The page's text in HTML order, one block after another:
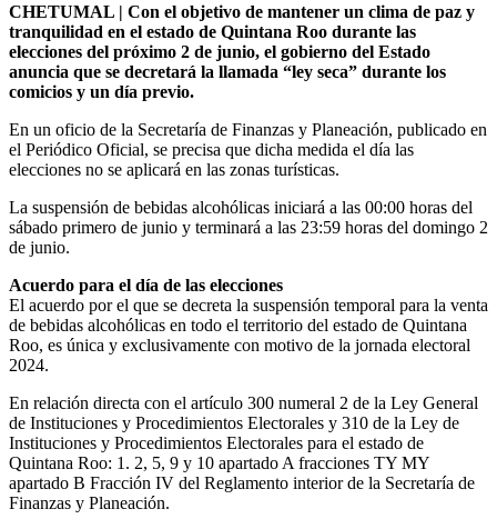
CHETUMAL | Con el objetivo de mantener un clima de paz y
tranquilidad en el estado de Quintana Roo durante las
elecciones del próximo 2 de junio, el gobierno del Estado
anuncia que se decretará la llamada “ley seca” durante los
comicios y un día previo.
En un oficio de la Secretaría de Finanzas y Planeación, publicado en
el Periódico Oficial, se precisa que dicha medida el día las
elecciones no se aplicará en las zonas turísticas.
La suspensión de bebidas alcohólicas iniciará a las 00:00 horas del
sábado primero de junio y terminará a las 23:59 horas del domingo 2
de junio.
Acuerdo para el día de las elecciones
El acuerdo por el que se decreta la suspensión temporal para la venta
de bebidas alcohólicas en todo el territorio del estado de Quintana
Roo, es única y exclusivamente con motivo de la jornada electoral
2024.
En relación directa con el artículo 300 numeral 2 de la Ley General
de Instituciones y Procedimientos Electorales y 310 de la Ley de
Instituciones y Procedimientos Electorales para el estado de
Quintana Roo: 1. 2, 5, 9 y 10 apartado A fracciones TY MY
apartado B Fracción IV del Reglamento interior de la Secretaría de
Finanzas y Planeación.